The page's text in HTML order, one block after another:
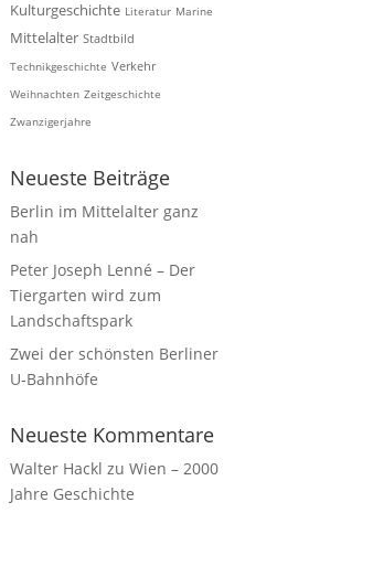
Kulturgeschichte Literatur Marine
Mittelalter Stadtbild
Technikgeschichte Verkehr
Weihnachten Zeitgeschichte
Zwanzigerjahre
Neueste Beiträge
Berlin im Mittelalter ganz
nah
Peter Joseph Lenné – Der
Tiergarten wird zum
Landschaftspark
Zwei der schönsten Berliner
U-Bahnhöfe
Neueste Kommentare
Walter Hackl zuWien – 2000
Jahre Geschichte